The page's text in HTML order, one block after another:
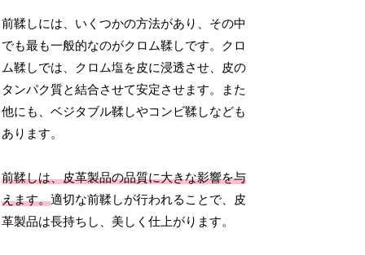
前鞣しには、いくつかの方法があり、その中
でも最も一般的なのがクロム鞣しです。クロ
ム鞣しでは、クロム塩を皮に浸透させ、皮の
タンパク質と結合させて安定させます。また
他にも、ベジタブル鞣しやコンビ鞣しなども
あります。
前鞣しは、皮革製品の品質に大きな影響を与
えます。適切な前鞣しが行われることで、皮
革製品は長持ちし、美しく仕上がります。